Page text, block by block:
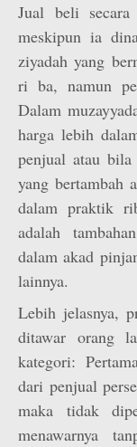
Jual beli
meskipun ia
ziyadah yang
ri ba, namun
Dalam
harga lebih
penjual atau
yang bertambah
dalam praktik
adalah
dalam akad
lainnya.
Lebih jelasnya,
ditawar orang
kategori:
dari penjual
maka tidak
menawarnya